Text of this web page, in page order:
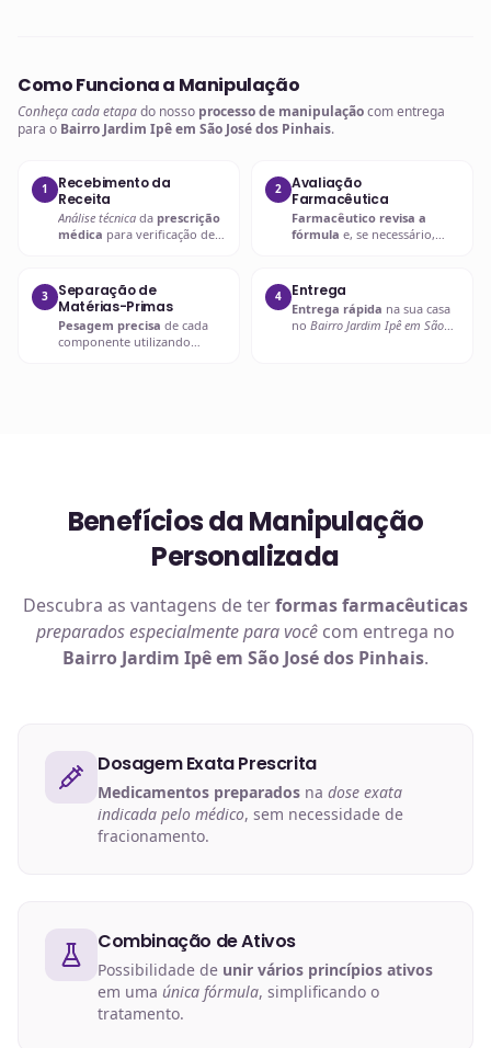
Como Funciona a Manipulação
Conheça cada etapado nosso processo de manipulaçãocom entrega
para o Bairro Jardim Ipê em São José dos Pinhais.
1
Recebimento da
Receita
Análise técnica da prescrição
médica para verificação de
2
Avaliação
Farmacêutica
Farmacêutico revisa a
fórmula e, se necessário,
esclarecimentos.
3
Separação de
Matérias-Primas
Pesagem precisa de cada
componente utilizando
4 Entrega
Entrega rápida na sua casa
no Bairro Jardim Ipê em São
Benefícios da Manipulação
Personalizada
Descubra as vantagens de terformas farmacêuticas
preparados especialmente para você com entrega no
Bairro Jardim Ipê em São José dos Pinhais.
Dosagem Exata Prescrita
Medicamentos preparados na dose exata
indicada pelo médico, sem necessidade de
fracionamento.
Combinação de Ativos
Possibilidade de unir vários princípios ativos
em uma única fórmula, simplificando o
tratamento.